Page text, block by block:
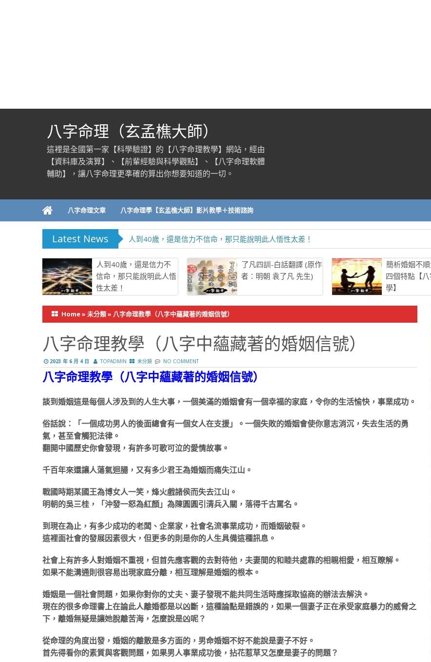
八字命理（玄孟樵大師）
這裡是全國第一家【科學驗證】的【八字命理教學】網站，經由
【資料庫及演算】、【前輩經驗與科學觀點】、【八字命理軟體
輔助】，讓八字命理更準確的算出你想要知道的一切。
八字命理文章 八字命理學【玄孟樵大師】影片教學＋技術諮詢
Latest News 人到40歲，還是信力不信命，那只能說明此人悟性太差！
人到40歲，還是信力不
信命，那只能說明此人悟
性太差！
了凡四訓-白話翻譯 (原作
者：明朝 袁了凡 先生)
簡析婚姻不
四個特點【
學】
Home» 未分類» 八字命理教學（八字中蘊藏著的婚姻信號）
八字命理教學（八字中蘊藏著的婚姻信號）
2023 年 6 月 4 日 TOPADMIN 未分類 NO COMMENT
八字命理教學（八字中蘊藏著的婚姻信號）
談到婚姻這是每個人涉及到的人生大事，一個美滿的婚姻會有一個幸福的家庭，令你的生活愉快，事業成功。
俗話說：「一個成功男人的後面總會有一個女人在支援」。一個失敗的婚姻會使你意志消沉，失去生活的勇
氣，甚至會觸犯法律。
翻開中國歷史你會發現，有許多可歌可泣的愛情故事。
千百年來還讓人蕩氣迴腸，又有多少君王為婚姻而痛失江山。
戰國時期某國王為博女人一笑，烽火戲諸侯而失去江山。
明朝的吳三桂，「沖發一怒為紅顏」為陳圓圓引清兵入關，落得千古罵名。
到現在為止，有多少成功的老闆、企業家，社會名流事業成功，而婚姻破裂。
這裡面社會的發展因素很大，但更多的則是你的人生具備這種訊息。
社會上有許多人對婚姻不重視，但首先應客觀的去對待他，夫妻間的和睦共處靠的相親相愛，相互瞭解。
如果不能溝通則很容易出現家庭分離，相互理解是婚姻的根本。
婚姻是一個社會問題，如果你對你的丈夫、妻子發現不能共同生活時應採取協商的辦法去解決。
現在的很多命理書上在論此人離婚都是以凶斷，這種論點是錯誤的，如果一個妻子正在承受家庭暴力的威脅之
下，離婚無疑是讓她脫離苦海，怎麼說是凶呢？
從命理的角度出發，婚姻的離散是多方面的，男命婚姻不好不能說是妻子不好。
首先得看你的素質與客觀問題，如果男人事業成功後，拈花惹草又怎麼是妻子的問題？